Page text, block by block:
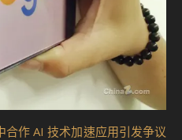
合作 AI 技术加速应用引发争议